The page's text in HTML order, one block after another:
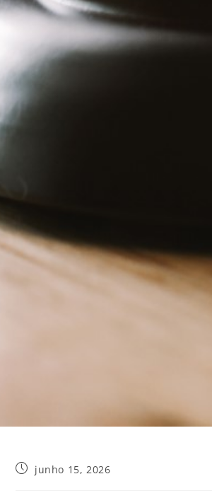
junho 15, 2026